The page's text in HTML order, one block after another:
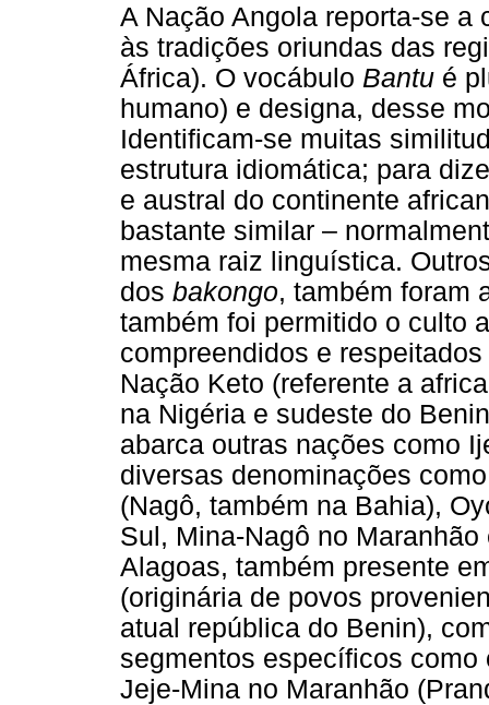
A Nação Angola reporta-se
às tradições oriundas das
África). O vocábulo Bantu é
humano) e designa, desse
Identificam-se muitas
estrutura idiomática; para
e austral do continente
bastante similar –
mesma raiz linguística.
dos bakongo, também foram
também foi permitido o culto
compreendidos e
Nação Keto (referente a
na Nigéria e sudeste do
abarca outras nações como
diversas denominações
(Nagô, também na Bahia),
Sul, Mina-Nagô no
Alagoas, também presente
(originária de povos
atual república do Benin),
segmentos específicos
Jeje-Mina no Maranhão